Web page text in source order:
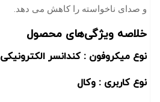
و صدای ناخواسته را کاهش می دهد.
خلاصه ویژگی‌های محصول
نوع میکروفون : کندانسر الکترونیکی
نوع کاربری : وکال